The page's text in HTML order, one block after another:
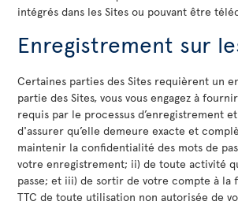
intégrés dans les Sites ou pouvant être
Enregistrement sur
Certaines parties des Sites requièrent un
partie des Sites, vous vous engagez à
requis par le processus d’enregistrement
d'assurer qu’elle demeure exacte et
maintenir la confidentialité des mots de
votre enregistrement; ii) de toute activité
passe; et iii) de sortir de votre compte à la
TTC de toute utilisation non autorisée de